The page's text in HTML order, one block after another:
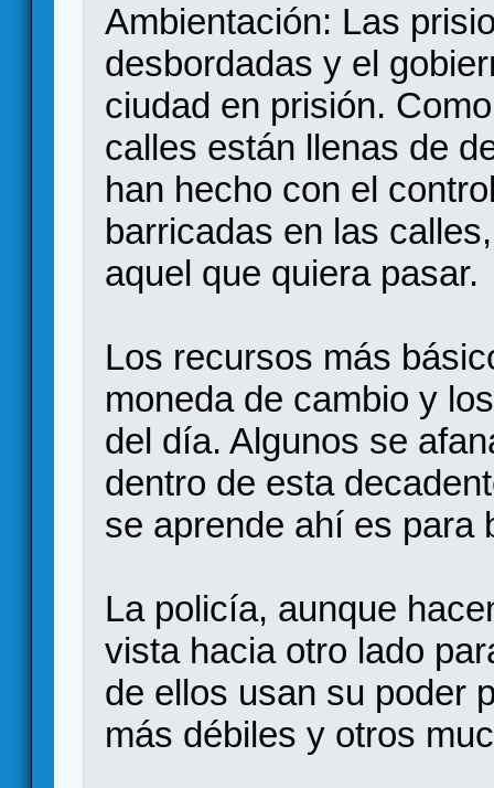
Ambientación: Las
desbordadas y el
ciudad en prisión.
calles están llenas de
han hecho con el
barricadas en las
aquel que quiera pasar.
Los recursos más
moneda de cambio y
del día. Algunos se
dentro de esta
se aprende ahí es para
La policía, aunque
vista hacia otro lado
de ellos usan su poder
más débiles y otros